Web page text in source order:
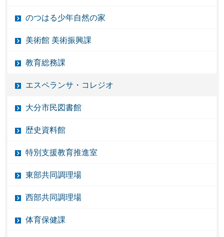
のつはる少年自然の家
美術館 美術振興課
教育総務課
エスペランサ・コレジオ
大分市民図書館
歴史資料館
特別支援教育推進室
東部共同調理場
西部共同調理場
体育保健課